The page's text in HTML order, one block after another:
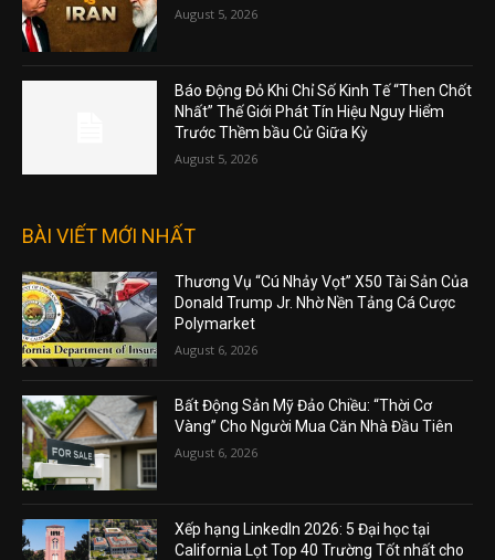
August 5, 2026
Báo Động Đỏ Khi Chỉ Số Kinh Tế “Then Chốt
Nhất” Thế Giới Phát Tín Hiệu Nguy Hiểm
Trước Thềm bầu Cử Giữa Kỳ
August 5, 2026
BÀI VIẾT MỚI NHẤT
Thương Vụ “Cú Nhảy Vọt” X50 Tài Sản Của
Donald Trump Jr. Nhờ Nền Tảng Cá Cược
Polymarket
August 6, 2026
Bất Động Sản Mỹ Đảo Chiều: “Thời Cơ
Vàng” Cho Người Mua Căn Nhà Đầu Tiên
August 6, 2026
Xếp hạng LinkedIn 2026: 5 Đại học tại
California Lọt Top 40 Trường Tốt nhất cho